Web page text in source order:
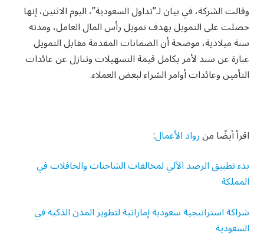
وقالت الشركة، في بيان لـ”تداول السعودية”، اليوم الاثنين، إنها
حصلت على التمويل بهدف تمويل رأس المال العامل، ومدته
سنة ميلادية، موضحة أن الضمانات المقدمة مقابل التمويل
عبارة عن سند لأمر بكامل قيمة التسهيلات وتنازل عن عائدات
التأمين وعائدات أوامر الشراء لبعض العملاء.
اقرأ أيضًا منرواد الأعمال:
بدء تطبيق الرصد الآلي لمخالفات الشاحنات والحافلات في
المملكة
شراكة استراتيجية سعودية إماراتية لتطوير المدن الذكية في
السعودية